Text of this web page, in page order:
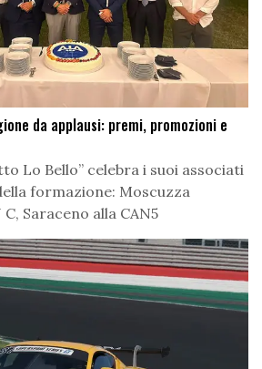
da applausi: premi, promozioni e
Lo Bello” celebra i suoi associati
formazione: Moscuzza
Saraceno alla CAN5